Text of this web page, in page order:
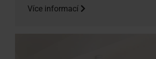
Více informací